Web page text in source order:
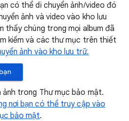
có thể di chuyển ảnh/video đó
ảnh và video vào kho lưu
thấy chúng trong mọi album đã
kiếm và các thư mục trên thiết
ảnh vào kho lưu trữ.
trong Thư mục bảo mật.
nơi bạn có thể truy cập vào
bảo mật.